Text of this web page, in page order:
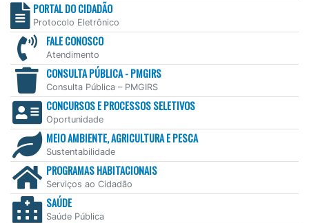
PORTAL DO CIDADÃO
Protocolo Eletrônico
FALE CONOSCO
Atendimento
CONSULTA PÚBLICA - PMGIRS
Consulta Pública – PMGIRS
CONCURSOS E PROCESSOS SELETIVOS
Oportunidade
MEIO AMBIENTE, AGRICULTURA E PESCA
Sustentabilidade
PROGRAMAS HABITACIONAIS
Serviços ao Cidadão
SAÚDE
Saúde Pública